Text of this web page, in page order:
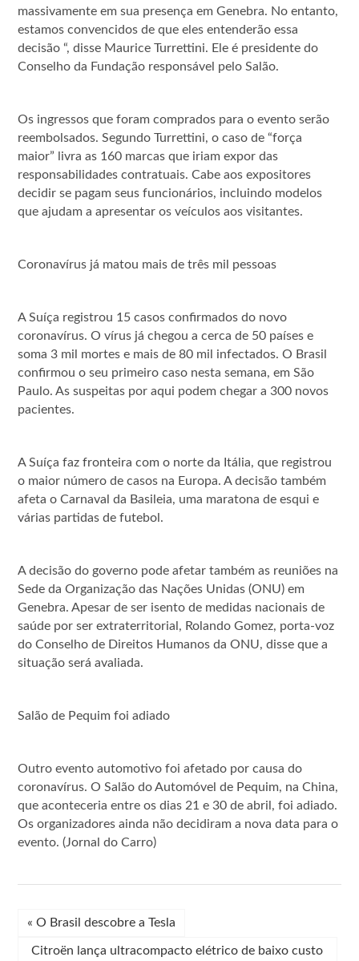
massivamente em sua presença em Genebra. No entanto,
estamos convencidos de que eles entenderão essa
decisão “, disse Maurice Turrettini. Ele é presidente do
Conselho da Fundação responsável pelo Salão.
Os ingressos que foram comprados para o evento serão
reembolsados. Segundo Turrettini, o caso de “força
maior” livra as 160 marcas que iriam expor das
responsabilidades contratuais. Cabe aos expositores
decidir se pagam seus funcionários, incluindo modelos
que ajudam a apresentar os veículos aos visitantes.
Coronavírus já matou mais de três mil pessoas
A Suíça registrou 15 casos confirmados do novo
coronavírus. O vírus já chegou a cerca de 50 países e
soma 3 mil mortes e mais de 80 mil infectados. O Brasil
confirmou o seu primeiro caso nesta semana, em São
Paulo. As suspeitas por aqui podem chegar a 300 novos
pacientes.
A Suíça faz fronteira com o norte da Itália, que registrou
o maior número de casos na Europa. A decisão também
afeta o Carnaval da Basileia, uma maratona de esqui e
várias partidas de futebol.
A decisão do governo pode afetar também as reuniões na
Sede da Organização das Nações Unidas (ONU) em
Genebra. Apesar de ser isento de medidas nacionais de
saúde por ser extraterritorial, Rolando Gomez, porta-voz
do Conselho de Direitos Humanos da ONU, disse que a
situação será avaliada.
Salão de Pequim foi adiado
Outro evento automotivo foi afetado por causa do
coronavírus. O Salão do Automóvel de Pequim, na China,
que aconteceria entre os dias 21 e 30 de abril, foi adiado.
Os organizadores ainda não decidiram a nova data para o
evento. (Jornal do Carro)
« O Brasil descobre a Tesla
Citroën lança ultracompacto elétrico de baixo custo